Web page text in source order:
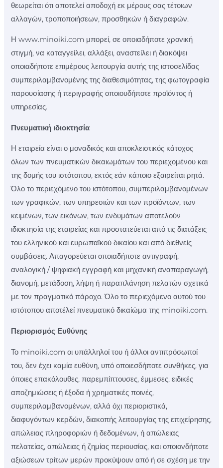
θεωρείται ότι αποτελεί αποδοχή εκ μέρους σας τέτοιων
αλλαγών, τροποποιήσεων, προσθηκών ή διαγραφών.
Η www.minoiki.com μπορεί, σε οποιαδήποτε χρονική
στιγμή, να καταγγείλει, αλλάξει, αναστείλει ή διακόψει
οποιαδήποτε επιμέρους λειτουργία αυτής της ιστοσελίδας
συμπεριλαμβανομένης της διαθεσιμότητας, της φωτογραφία
παρουσίασης ή περιγραφής οποιουδήποτε προϊόντος ή
υπηρεσίας.
Πνευματική ιδιοκτησία
Η εταιρεία είναι ο μοναδικός και αποκλειστικός κάτοχος
όλων των πνευματικών δικαιωμάτων του περιεχομένου και
της δομής του ιστότοπου, εκτός εάν κάποιο εξαιρείται ρητά.
Όλο το περιεχόμενο του ιστότοπου, συμπεριλαμβανομένων
των γραφικών, των υπηρεσιών και των προϊόντων, των
κειμένων, των εικόνων, των ενδυμάτων αποτελούν
ιδιοκτησία της εταιρείας και προστατεύεται από τις διατάξεις
του ελληνικού και ευρωπαϊκού δικαίου και από διεθνείς
συμβάσεις. Απαγορεύεται οποιαδήποτε αντιγραφή,
αναλογική / ψηφιακή εγγραφή και μηχανική αναπαραγωγή,
διανομή, μετάδοση, λήψη ή παραπλάνηση πελατών σχετικά
με τον πραγματικό πάροχο. Όλο το περιεχόμενο αυτού του
ιστότοπου αποτέλεί πνευματικό δικαίώμα της minoiki.com.
Περιορισμός Ευθύνης
Το minoiki.com οι υπάλληλοί του ή άλλοι αντιπρόσωποί
του, δεν έχει καμία ευθύνη, υπό οποιεσδήποτε συνθήκες, για
όποιες επακόλουθες, παρεμπίπτουσες, έμμεσες, ειδικές
αποζημιώσεις ή έξοδα ή χρηματικές ποινές,
συμπεριλαμβανομένων, αλλά όχι περιοριστικά,
διαφυγόντων κερδών, διακοπής λειτουργίας της επιχείρησης,
απώλειας πληροφοριών ή δεδομένων, ή απώλειας
πελατείας, απώλειας ή ζημίας περιουσίας, και οποιονδήποτε
αξιώσεων τρίτων μερών προκύψουν από ή σε σχέση με την